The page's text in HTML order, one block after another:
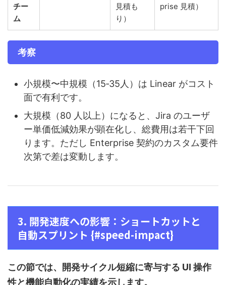
チー
ム
見積も
り）
prise 見積）
考察
小規模〜中規模（15‑35人）は Linear がコスト
面で有利です。
大規模（80 人以上）になると、Jira のユーザ
ー単価低減効果が顕在化し、総費用は若干下回
ります。ただし Enterprise 契約のカスタム要件
次第で差は変動します。
3. 開発速度への影響：ショートカットと
自動スプリント {#speed-impact}
この節では、開発サイクル短縮に寄与する UI 操作
性と機能自動化の実績を示します。